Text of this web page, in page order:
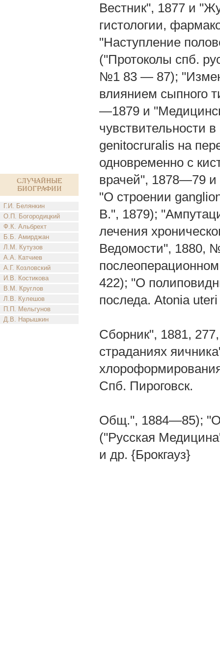
Случайные
биографии
Г.И. Белянкин
О.П. Богородицкий
Ф.К. Альбрехт
Б.Б. Амирджан
Л.М. Кутузов
А.А. Катчиев
А.Г. Козловский
И.В. Костикова
В.М. Круглов
Л.В. Кулешов
П.П. Мельгунов
Д.В. Нарышкин
Вестник", 1877 и
гистологии,
"Наступление
("Протоколы спб.
№1 83 — 87);
влиянием сыпного
—1879 и
чувствительности
genitocruralis на
одновременно с
врачей", 1878—79
"О строении
В.", 1879);
лечения
Ведомости", 1880,
422); "О
последа. Atonia
Сборник", 1881,
страданиях
Спб. Пироговск.
Общ.", 1884—85); "О
("Русская
и др. {Брокгауз}